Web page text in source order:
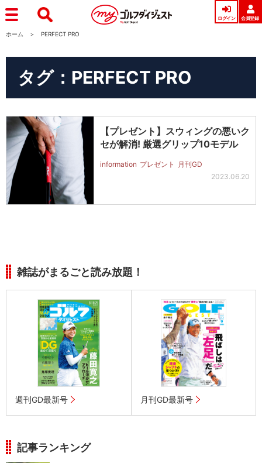
ログイン 会員登録
ホーム PERFECT PRO
タグ：PERFECT PRO
【プレゼント】スウィングの悪いク
セが解消! 厳選グリップ10モデル
information プレゼント
月刊GD
2023.06.20
雑誌がまるごと読み放題！
週刊GD最新号 月刊GD最新号
記事ランキング